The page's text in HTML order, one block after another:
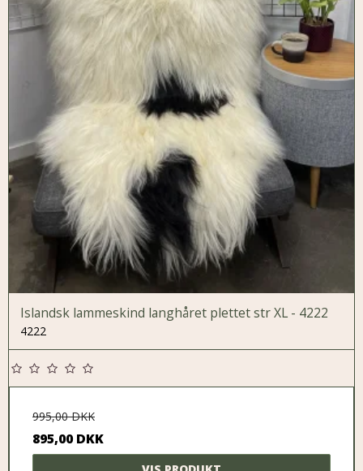
Islandsk lammeskind langhåret plettet str XL - 4222
4222
995,00 DKK
895,00 DKK